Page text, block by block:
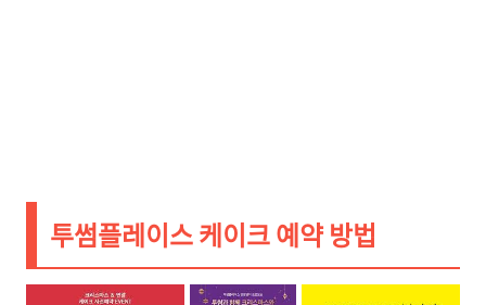
투썸플레이스 케이크 예약 방법